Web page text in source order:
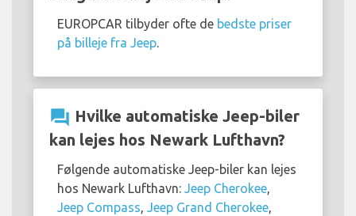
EUROPCAR tilbyder ofte de bedste priser
på billeje fra Jeep.
question_answer Hvilke automatiske Jeep-biler
kan lejes hos Newark Lufthavn?
Følgende automatiske Jeep-biler kan lejes
hos Newark Lufthavn: Jeep Cherokee,
Jeep Compass, Jeep Grand Cherokee,